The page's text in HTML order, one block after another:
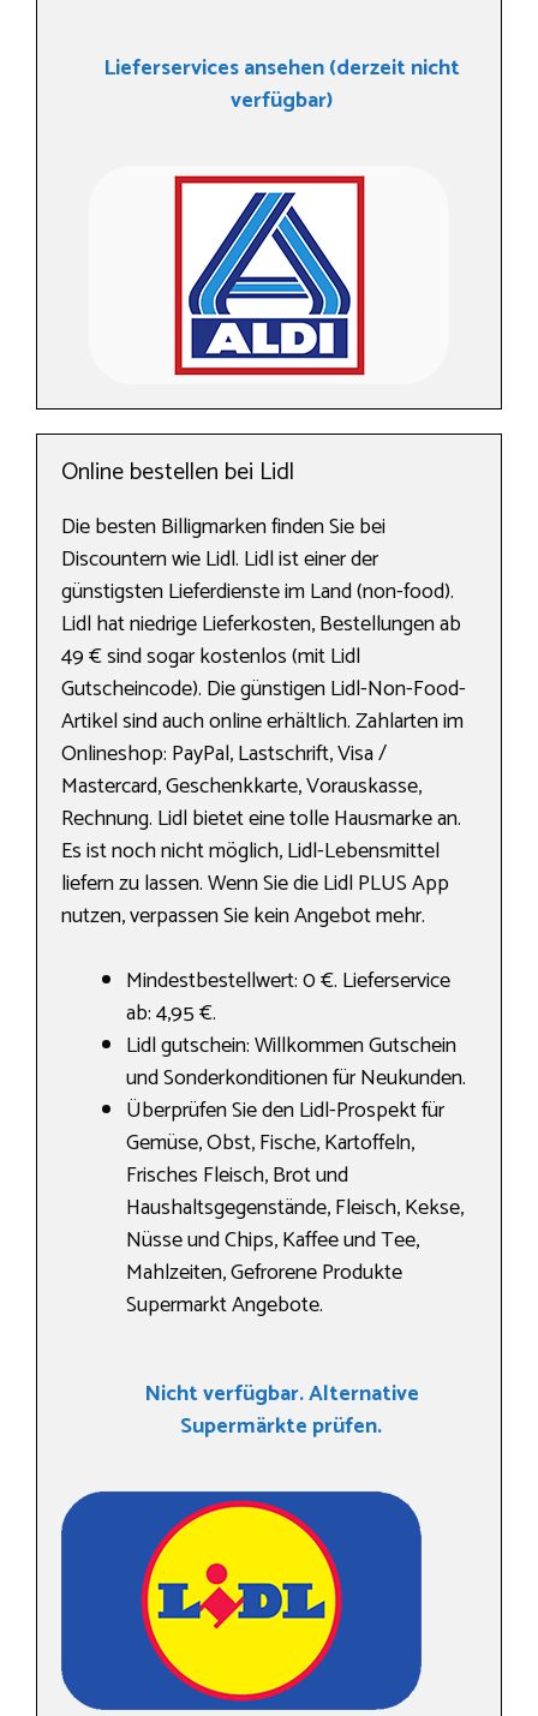
Lieferservices ansehen (derzeit nicht
verfügbar)
Online bestellen bei Lidl
Die besten Billigmarken finden Sie bei
Discountern wie Lidl. Lidl ist einer der
günstigsten Lieferdienste im Land (non-food).
Lidl hat niedrige Lieferkosten, Bestellungen ab
49 € sind sogar kostenlos (mit Lidl
Gutscheincode). Die günstigen Lidl-Non-Food-
Artikel sind auch online erhältlich. Zahlarten im
Onlineshop: PayPal, Lastschrift, Visa /
Mastercard, Geschenkkarte, Vorauskasse,
Rechnung. Lidl bietet eine tolle Hausmarke an.
Es ist noch nicht möglich, Lidl-Lebensmittel
liefern zu lassen. Wenn Sie die Lidl PLUS App
nutzen, verpassen Sie kein Angebot mehr.
Mindestbestellwert: 0 €. Lieferservice
ab: 4,95 €.
Lidl gutschein: Willkommen Gutschein
und Sonderkonditionen für Neukunden.
Überprüfen Sie den Lidl-Prospekt für
Gemüse, Obst, Fische, Kartoffeln,
Frisches Fleisch, Brot und
Haushaltsgegenstände, Fleisch, Kekse,
Nüsse und Chips, Kaffee und Tee,
Mahlzeiten, Gefrorene Produkte
Supermarkt Angebote.
Nicht verfügbar. Alternative
Supermärkte prüfen.